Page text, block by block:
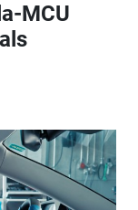
MCU